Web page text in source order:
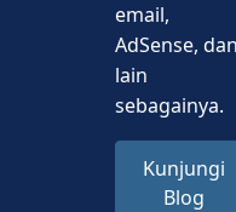
email,
AdSense,
lain
sebagainya.
Kunjungi
Blog